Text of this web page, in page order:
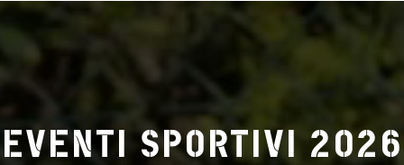
EVENTI SPORTIVI 2026